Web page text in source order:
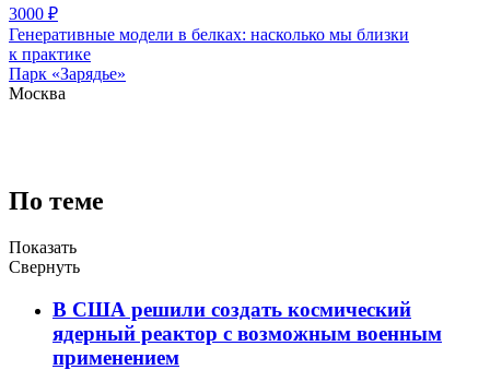
3000 ₽
Генеративные модели в белках: насколько мы близки
к практике
Парк «Зарядье»
Москва
По теме
Показать
Свернуть
В США решили создать космический
ядерный реактор с возможным военным
применением